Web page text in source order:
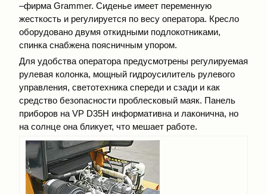
–фирма Grammer. Сиденье имеет переменную
жесткость и регулируется по весу оператора. Кресло
оборудовано двумя откидными подлокотниками,
спинка снабжена поясничным упором.
Для удобства оператора предусмотрены регулируемая
рулевая колонка, мощный гидроусилитель рулевого
управления, светотехника спереди и сзади и как
средство безопасности проблесковый маяк. Панель
приборов на VP D35Н информативна и лаконична, но
на солнце она бликует, что мешает работе.